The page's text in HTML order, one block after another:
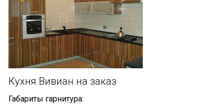
Кухня Вивиан на заказ
Габариты гарнитура: